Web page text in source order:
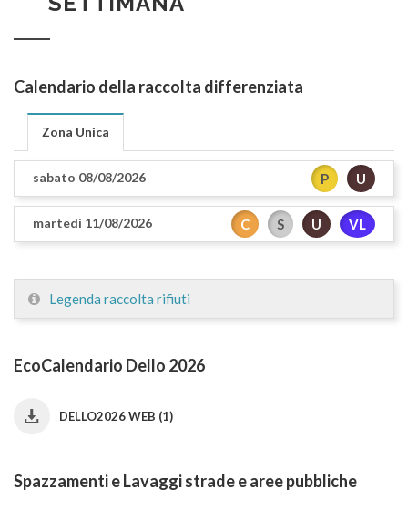
Calendario della raccolta differenziata
Zona Unica
sabato 08/08/2026 P U
martedì 11/08/2026 C S U VL
Legenda raccolta rifiuti
EcoCalendario Dello 2026
DELLO2026 WEB (1)
Spazzamenti e Lavaggi strade e aree pubbliche